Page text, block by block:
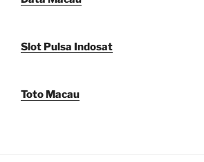
Slot Pulsa Indosat
Toto Macau